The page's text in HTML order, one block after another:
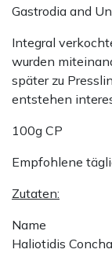
Gastrodia and
Integral
wurden
später zu
entstehen
100g CP
Empfohlene
Zutaten:
Name
Haliotidis Concha